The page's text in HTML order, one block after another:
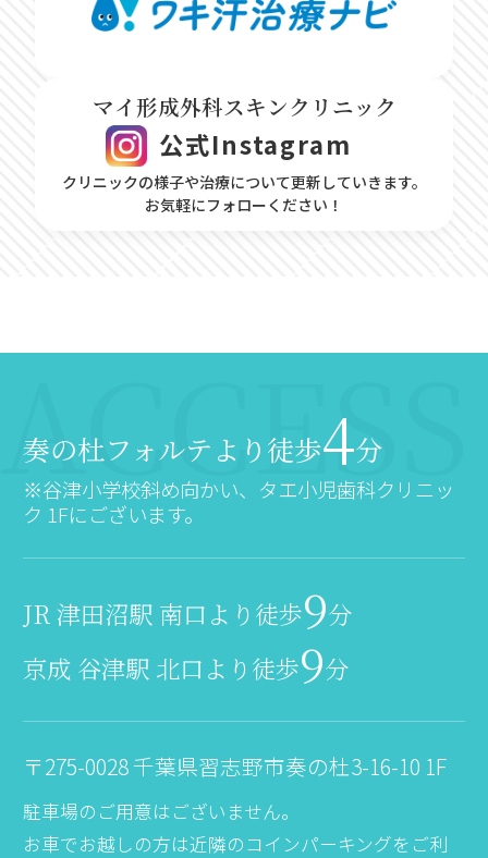
マイ形成外科スキンクリニック
公式Instagram
クリニックの様子や治療について更新していきます。
お気軽にフォローください！
奏の杜フォルテより徒歩4分
※谷津小学校斜め向かい、タエ小児歯科クリニッ
ク 1Fにございます。
JR 津田沼駅 南口より徒歩9分
京成 谷津駅 北口より徒歩9分
〒275-0028 千葉県習志野市奏の杜3-16-10 1F
駐車場のご用意はございません。
お車でお越しの方は近隣のコインパーキングをご利